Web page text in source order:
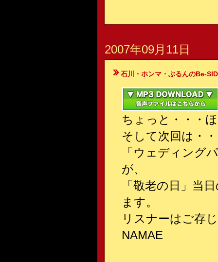
2007年09月11日
石川・ホンマ・ぶるんのBe-
ちょっと・・・
そして次回は・
「ウェディング
が、
「敬老の日」当
ます。
リスナーはご存
NAMAE